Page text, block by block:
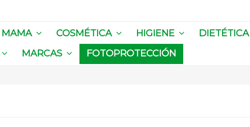
MAMA COSMÉTICA HIGIENE DIETÉTICA
MARCAS FOTOPROTECCIÓN